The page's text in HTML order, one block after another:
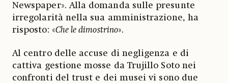
Newspaper». Alla domanda sulle presunte
irregolarità nella sua amministrazione, ha
risposto: «Che le dimostrino».
Al centro delle accuse di negligenza e di
cattiva gestione mosse da Trujillo Soto nei
confronti del trust e dei musei vi sono due